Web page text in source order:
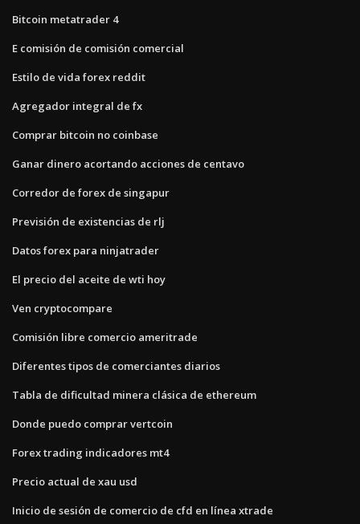
Bitcoin metatrader 4
E comisión de comisión comercial
Estilo de vida forex reddit
Agregador integral de fx
Comprar bitcoin no coinbase
Ganar dinero acortando acciones de centavo
Corredor de forex de singapur
Previsión de existencias de rlj
Datos forex para ninjatrader
El precio del aceite de wti hoy
Ven cryptocompare
Comisión libre comercio ameritrade
Diferentes tipos de comerciantes diarios
Tabla de dificultad minera clásica de ethereum
Donde puedo comprar vertcoin
Forex trading indicadores mt4
Precio actual de xau usd
Inicio de sesión de comercio de cfd en línea xtrade